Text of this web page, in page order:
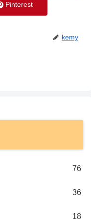
Pinterest
kemy
76
36
18